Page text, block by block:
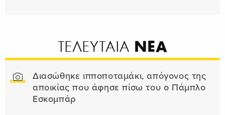
ΤΕΛΕΥΤΑΙΑ ΝΕΑ
Διασώθηκε ιπποποταμάκι, απόγονος της
αποικίας που άφησε πίσω του ο Πάμπλο
Εσκομπάρ